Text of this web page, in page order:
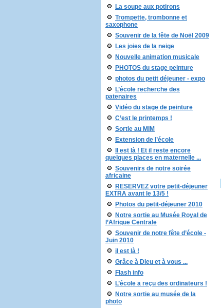
La soupe aux potirons
Trompette, trombonne et
saxophone
Souvenir de la fête de Noël 2009
Les joies de la neige
Nouvelle animation musicale
PHOTOS du stage peinture
photos du petit déjeuner - expo
L’école recherche des
patenaires
Vidéo du stage de peinture
C’est le printemps !
Sortie au MIM
Extension de l’école
Il est là ! Et il reste encore
quelques places en maternelle ...
Souvenirs de notre soirée
africaine
RESERVEZ votre petit-déjeuner
EXTRA avant le 13/5 !
Photos du petit-déjeuner 2010
Notre sortie au Musée Royal de
l’Afrique Centrale
Souvenir de notre fête d’école -
Juin 2010
il est là !
Grâce à Dieu et à vous ...
Flash info
L’école a reçu des ordinateurs !
Notre sortie au musée de la
photo